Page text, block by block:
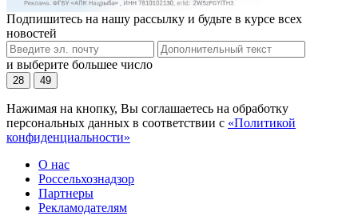
Подпишитесь на нашу рассылку и будьте в курсе всех
новостей
и выберите большее число
28 49
Нажимая на кнопку, Вы соглашаетесь на обработку
персональных данных в соответствии с «Политикой
конфиденциальности»
О нас
Россельхознадзор
Партнеры
Рекламодателям